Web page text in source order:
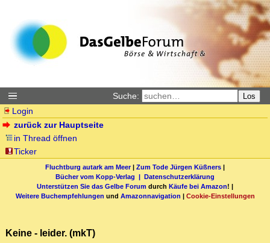
Suche: Los
Login
zurück zur Hauptseite
in Thread öffnen
Ticker
Fluchtburg autark am Meer| Zum Tode Jürgen Küßners |
Bücher vom Kopp-Verlag | Datenschutzerklärung
Unterstützen Sie das Gelbe Forum durch Käufe bei Amazon! |
Weitere Buchempfehlungen und Amazonnavigation | Cookie-Einstellungen
Keine - leider. (mkT)